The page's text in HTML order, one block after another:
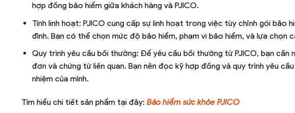
hợp đồng bảo hiểm giữa khách hàng và PJICO.
Tính linh hoạt: PJICO cung cấp sự linh hoạt trong việc tùy chỉnh gói bảo
đình. Bạn có thể chọn mức độ bảo hiểm, phạm vi bảo hiểm, và lựa chọn
Quy trình yêu cầu bồi thường: Để yêu cầu bồi thường từ PJICO, bạn
đơn và chứng từ liên quan. Bạn nên đọc kỹ hợp đồng và quy trình yêu
nhiệm của mình.
Tìm hiểu chi tiết sản phẩm tại đây: Bảo hiểm sức khỏe PJICO